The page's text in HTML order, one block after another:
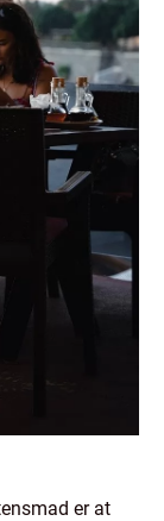
er at